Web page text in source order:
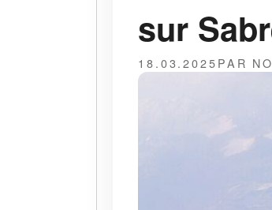
sur
18.03.2025PAR